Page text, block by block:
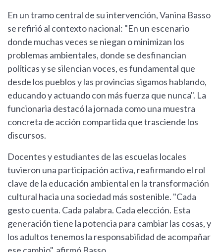
En un tramo central de su intervención, Vanina Basso
se refirió al contexto nacional: "En un escenario
donde muchas veces se niegan o minimizan los
problemas ambientales, donde se desfinancian
políticas y se silencian voces, es fundamental que
desde los pueblos y las provincias sigamos hablando,
educando y actuando con más fuerza que nunca". La
funcionaria destacó la jornada como una muestra
concreta de acción compartida que trasciende los
discursos.
Docentes y estudiantes de las escuelas locales
tuvieron una participación activa, reafirmando el rol
clave de la educación ambiental en la transformación
cultural hacia una sociedad más sostenible. "Cada
gesto cuenta. Cada palabra. Cada elección. Esta
generación tiene la potencia para cambiar las cosas, y
los adultos tenemos la responsabilidad de acompañar